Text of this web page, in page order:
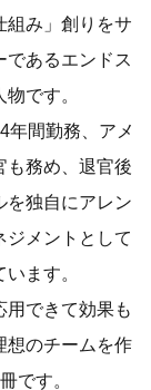
組み」創りをサ
であるエンドス
です。
間勤務、アメ
も務め、退官後
を独自にアレン
ジメントとして
ます。
できて効果も
想のチームを作
です。